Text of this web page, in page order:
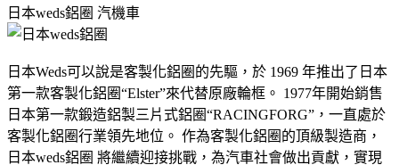
日本weds鋁圈 汽機車
日本Weds可以說是客製化鋁圈的先驅，於 1969 年推出了日本
第一款客製化鋁圈“Elster”來代替原廠輪框。 1977年開始銷售
日本第一款鍛造鋁製三片式鋁圈“RACINGFORG”，一直處於
客製化鋁圈行業領先地位。 作為客製化鋁圈的頂級製造商，
日本weds鋁圈 將繼續迎接挑戰，為汽車社會做出貢獻，實現